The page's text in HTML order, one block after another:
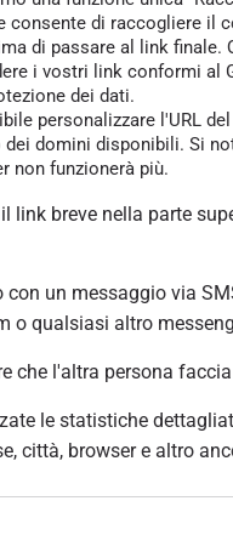
consente di raccogliere il
di passare al link finale.
i vostri link conformi al
dei dati.
personalizzare l'URL
dei domini disponibili. Si
non funzionerà più.
link breve nella parte
con un messaggio via
o qualsiasi altro
che l'altra persona
le statistiche
città, browser e altro